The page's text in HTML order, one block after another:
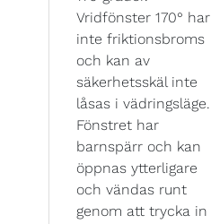
Vridfönster 170° har
inte friktionsbroms
och kan av
säkerhetsskäl inte
låsas i vädringsläge.
Fönstret har
barnspärr och kan
öppnas ytterligare
och vändas runt
genom att trycka in